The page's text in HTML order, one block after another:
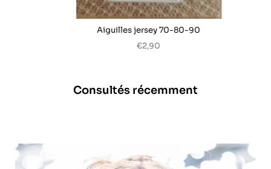
Aiguilles jersey 70-80-90
€2,90
Consultés récemment